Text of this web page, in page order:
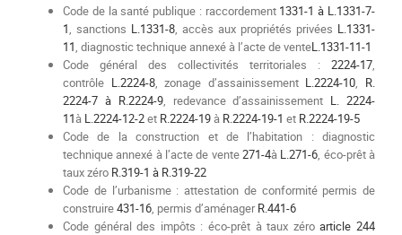
Code de la santé publique : raccordement 1331-1 à L.1331-7-
1, sanctions L.1331-8, accès aux propriétés privées L.1331-
11, diagnostic technique annexé à l’acte de venteL.1331-11-1
Code général des collectivités territoriales : 2224-17,
contrôle L.2224-8, zonage d’assainissement L.2224-10, R.
2224-7 à R.2224-9, redevance d’assainissement L. 2224-
11à L.2224-12-2et R.2224-19à R.2224-19-1 et R.2224-19-5
Code de la construction et de l’habitation : diagnostic
technique annexé à l’acte de vente271-4à L.271-6, éco-prêt à
taux zéro R.319-1 à R.319-22
Code de l’urbanisme : attestation de conformité permis de
construire431-16, permis d’aménagerR.441-6
Code général des impôts : éco-prêt à taux zéroarticle 244